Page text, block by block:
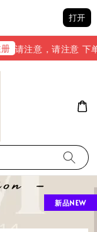
打开
请注意，请注意 下单
新品NEW